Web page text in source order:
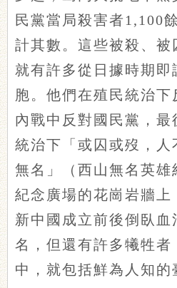
民黨當局殺害者1,100
計其數。這些被殺、被
就有許多從日據時期即
胞。他們在殖民統治
內戰中反對國民黨，最
統治下「或囚或歿，人
無名」（西山無名英雄
紀念廣場的花崗岩牆上
新中國成立前後倒臥血
名，但還有許多犧牲者
中，就包括鮮為人知的